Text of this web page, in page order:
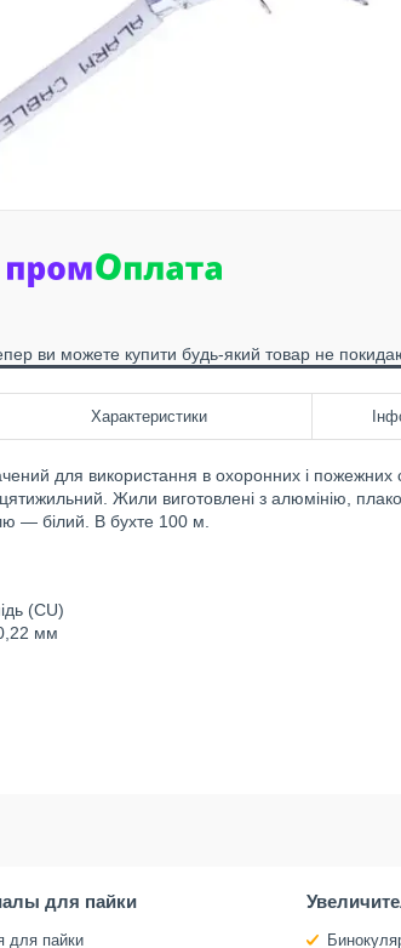
ви можете купити будь-який товар не
Характеристики
для використання в охоронних і пожежних
Жили виготовлені з алюмінію,
— білий. В бухте 100 м.
(CU)
мм
для пайки
для пайки